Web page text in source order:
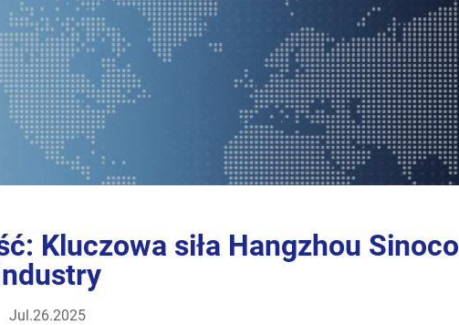
Kluczowa siła Hangzhou Sinoco
Jul.26.2025